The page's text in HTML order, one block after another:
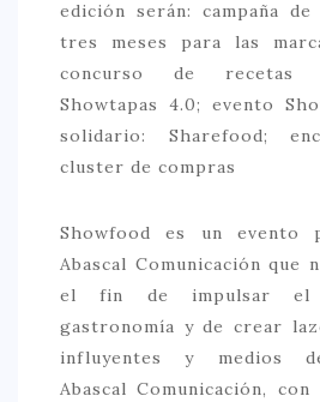
edición serán: campaña de
tres meses para las
concurso de recetas
Showtapas 4.0; evento
solidario: Sharefood;
cluster de compras
Showfood es un
Abascal Comunicación que
el fin de impulsar el
gastronomía y de crear
influyentes y medios
Abascal Comunicación,